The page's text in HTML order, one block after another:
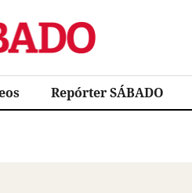
Repórter SÁBADO